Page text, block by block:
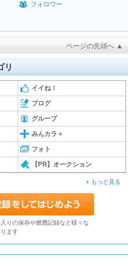
フォロワー
ページの先頭へ ▲
リ
イイね！
ブログ
グループ
みんカラ＋
フォト
【PR】オークション
もっと見る
りの保存や燃費記録など様々な
ます